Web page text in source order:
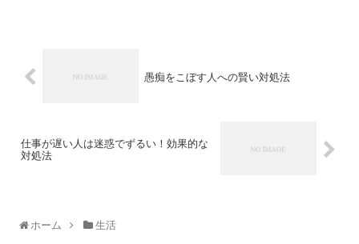
愚痴をこぼす人への賢い対処法
仕事が遅い人は迷惑でずるい！効果的な
対処法
ホーム 生活